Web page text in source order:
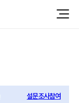
설문조사참여